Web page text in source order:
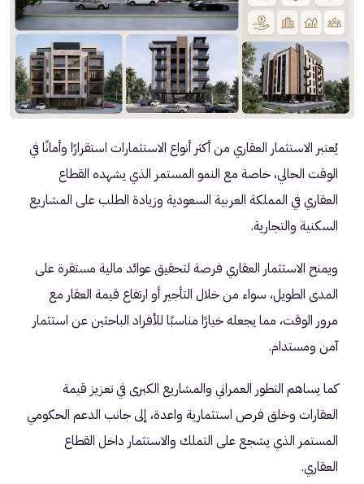
يُعتبر الاستثمار العقاري من أكثر أنواع الاستثمارات استقرارًا وأمانًا في
الوقت الحالي، خاصة مع النمو المستمر الذي يشهده القطاع
العقاري في المملكة العربية السعودية وزيادة الطلب على المشاريع
السكنية والتجارية.
ويمنح الاستثمار العقاري فرصة لتحقيق عوائد مالية مستقرة على
المدى الطويل، سواء من خلال التأجير أو ارتفاع قيمة العقار مع
مرور الوقت، مما يجعله خيارًا مناسبًا للأفراد الباحثين عن استثمار
آمن ومستدام.
كما يساهم التطور العمراني والمشاريع الكبرى في تعزيز قيمة
العقارات وخلق فرص استثمارية واعدة، إلى جانب الدعم الحكومي
المستمر الذي يشجع على التملك والاستثمار داخل القطاع
العقاري.